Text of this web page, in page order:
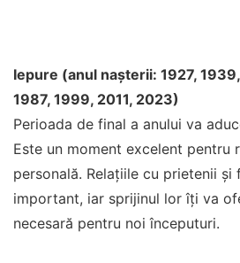
Iepure (anul nașterii: 1927,
1987, 1999, 2011, 2023)
Perioada de final a anului va
Este un moment excelent pentru
personală. Relațiile cu prietenii
important, iar sprijinul lor îți va
necesară pentru noi începuturi.